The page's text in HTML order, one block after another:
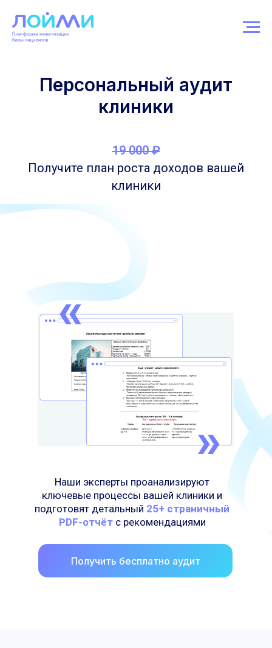
Персональный аудит
клиники
19 000 ₽
Получите план роста доходов вашей
клиники
Наши эксперты проанализируют
ключевые процессы вашей клиники и
подготовят детальный 25+ страничный
PDF-отчётс рекомендациями
Получить бесплатно аудит